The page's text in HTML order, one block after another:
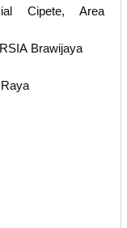
Cipete, Area
Brawijaya